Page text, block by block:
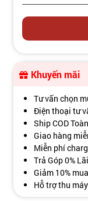
Khuyến mãi
Tư vấn chọn
Điện thoại tư
Ship COD
Giao hàng
Miễn phí
Trả Góp 0%
Giảm 10%
Hỗ trợ thu